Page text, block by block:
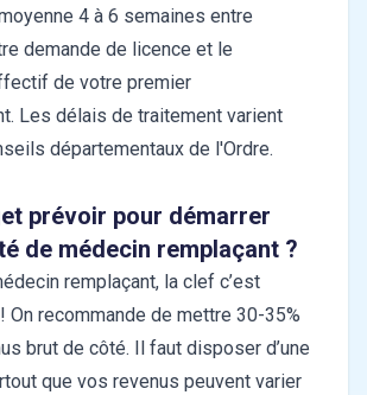
4 à 6 semaines entre
demande de licence et le
de votre premier
Les délais de traitement varient
départementaux de l'Ordre.
prévoir pour démarrer
de médecin remplaçant ?
remplaçant, la clef c’est
! On recommande de mettre 30-35%
brut de côté. Il faut disposer d’une
que vos revenus peuvent varier